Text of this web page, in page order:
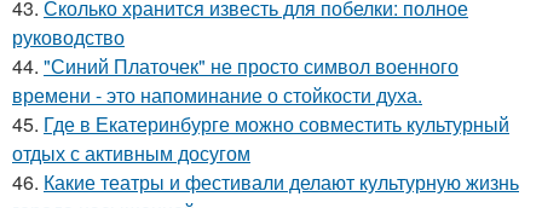
43. Сколько хранится известь для побелки: полное
руководство
44. "Синий Платочек" не просто символ военного
времени - это напоминание о стойкости духа.
45. Где в Екатеринбурге можно совместить культурный
отдых с активным досугом
46. Какие театры и фестивали делают культурную жизнь